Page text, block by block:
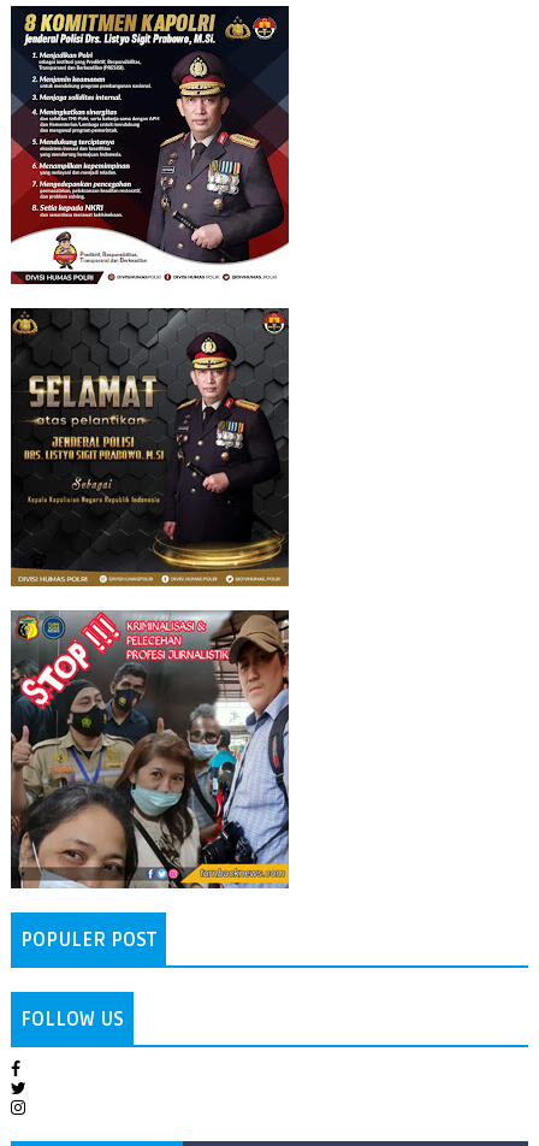
POPULER POST
FOLLOW US